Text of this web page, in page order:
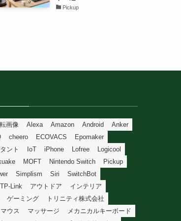
Pickup
画像 Alexa Amazon Android
Anker
cheero ECOVACS
Epomaker
ント
IoT iPhone Lofree
Logicool
MOFT Nintendo Switch
Pickup
Simplism Siri
SwitchBot
TP-Link アウトドア
インテリア
ゲーミング
トリニティ株式会社
マウス マッサージ
メカニカルキーボード